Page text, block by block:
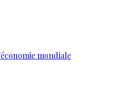
mondiale